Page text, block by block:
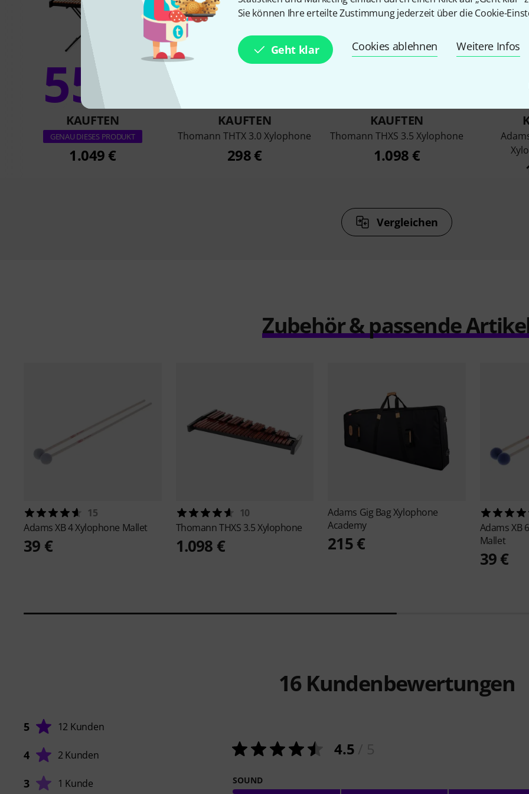
Sie können Ihre erteilte Zustimmung jederzeit über die Cookie-
Geht klar Cookies ablehnen Weitere Infos
55%
KAUFTEN
GENAU DIESES PRODUKT
1.049 €
KAUFTEN
Thomann THTX 3.0 Xylophone
298 €
KAUFTEN
Thomann THXS 3.5 Xylophone
1.098 €
Vergleichen
Zubehör & passende
15
AdamsXB 4 Xylophone Mallet
39 €
10
ThomannTHXS 3.5 Xylophone
1.098 €
Adams Gig Bag Xylophone
Academy
215 €
AdamsXB
Mallet
39 €
16Kundenbewertungen
5 12 Kunden
4 2 Kunden
3 1 Kunde
4.5
SOUND